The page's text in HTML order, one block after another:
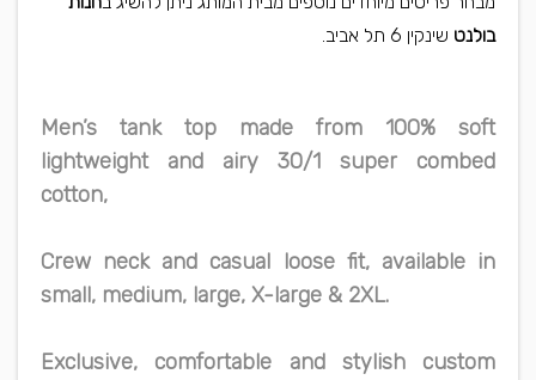
בולנט שינקין 6 תל אביב.
Men’s tank top made from 100% soft
lightweight and airy 30/1 super combed
cotton,
Crew neck and casual loose fit, available in
small, medium, large, X-large & 2XL.
Exclusive, comfortable and stylish custom